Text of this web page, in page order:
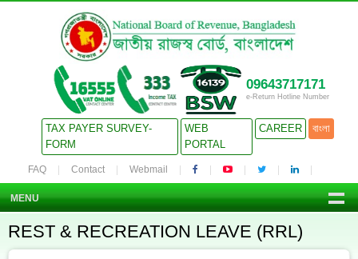
09643717171
e-Return Hotline Number
TAX PAYER SURVEY-
FORM
WEB
PORTAL
CAREER বাংলা
FAQ Contact Webmail
MENU
REST & RECREATION LEAVE (RRL)